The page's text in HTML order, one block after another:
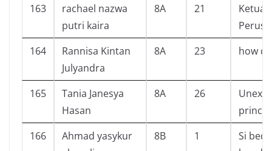
163
rachael nazwa
putri kaira
8A 21
Ketua
164
Rannisa Kintan
Julyandra
8A 23 how
165
Tania Janesya
Hasan
8A 26
prince
166
Ahmad yasykur
8B 1
Si